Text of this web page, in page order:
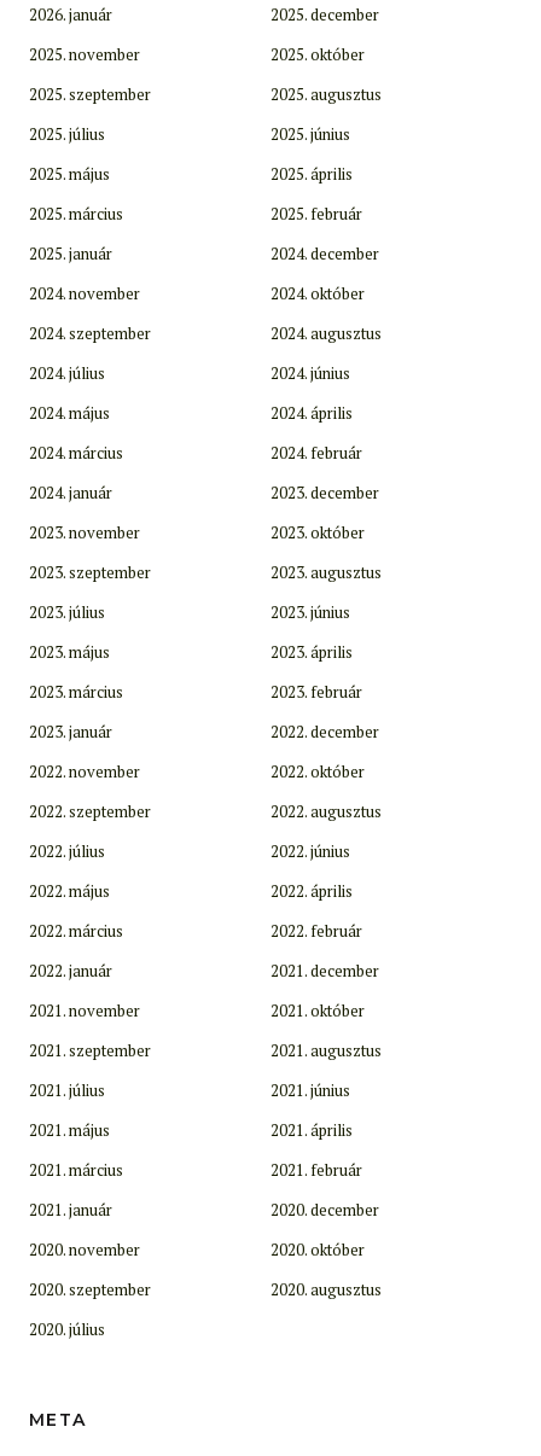
2026. január
2025. december
2025. november
2025. október
2025. szeptember
2025. augusztus
2025. július
2025. június
2025. május
2025. április
2025. március
2025. február
2025. január
2024. december
2024. november
2024. október
2024. szeptember
2024. augusztus
2024. július
2024. június
2024. május
2024. április
2024. március
2024. február
2024. január
2023. december
2023. november
2023. október
2023. szeptember
2023. augusztus
2023. július
2023. június
2023. május
2023. április
2023. március
2023. február
2023. január
2022. december
2022. november
2022. október
2022. szeptember
2022. augusztus
2022. július
2022. június
2022. május
2022. április
2022. március
2022. február
2022. január
2021. december
2021. november
2021. október
2021. szeptember
2021. augusztus
2021. július
2021. június
2021. május
2021. április
2021. március
2021. február
2021. január
2020. december
2020. november
2020. október
2020. szeptember
2020. augusztus
2020. július
META